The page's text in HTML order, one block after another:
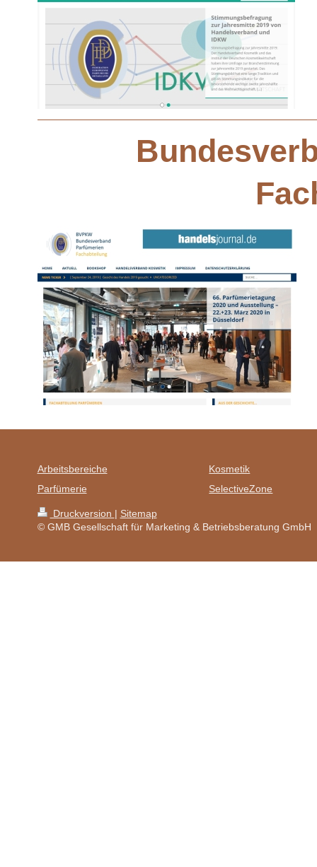
Arbeitsbereiche
Kosmetik
Parfümerie
SelectiveZone
Druckversion | Sitemap
© GMB Gesellschaft für Marketing & Betriebsberatung GmbH